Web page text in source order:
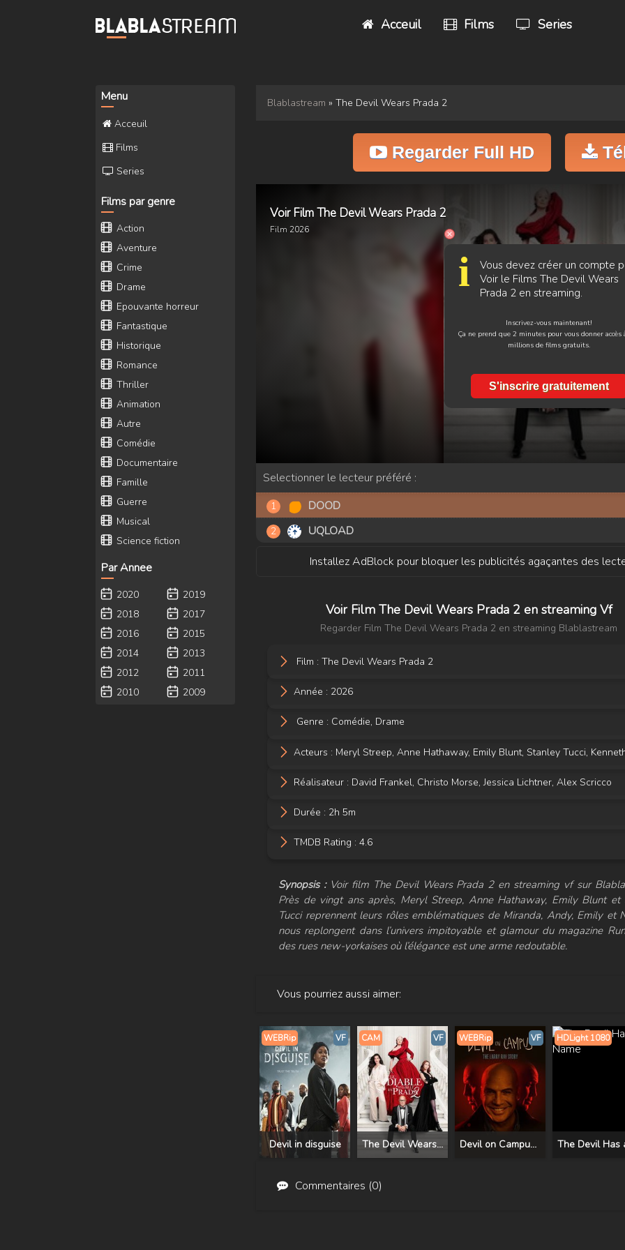
Acceuil Films Series
Blablastream » The Devil Wears Prada 2
Regarder Full HD
i
Vous devez créer un compte
Voir le Films The Devil Wears
Prada 2 en streaming.
Inscrivez-vous maintenant!
Ça ne prend que 2 minutes pour vous donner accès
millions de films gratuits.
S'inscrire gratuitement
Voir Film The Devil Wears Prada 2
Film 2026
Selectionner le lecteur préféré :
DOOD
UQLOAD
Installez AdBlock pour bloquer les publicités agaçantes des
Voir Film The Devil Wears Prada 2 en streaming Vf
Regarder Film The Devil Wears Prada 2 en streaming Blablastream
Film : The Devil Wears Prada 2
Année : 2026
Genre : Comédie, Drame
Acteurs : Meryl Streep, Anne Hathaway, Emily Blunt, Stanley Tucci, Kenneth
Réalisateur : David Frankel, Christo Morse,Jessica Lichtner, Alex Scricco
Durée : 2h 5m
TMDB Rating : 4.6
Synopsis :Voir film The Devil Wears Prada 2 en streaming vf sur
Près de vingt ans après, Meryl Streep, Anne Hathaway, Emily Blunt et
Tucci reprennent leurs rôles emblématiques de Miranda, Andy, Emily et
nous replongent dans l’univers impitoyable et glamour du magazine
des rues new-yorkaises où l’élégance est une arme redoutable.
Vous pourriez aussi aimer:
Devil in disguise
WEBRip VF
The Devil Wears Prada 2
CAM VF
Devil on Campus: The Larry Ray Story
WEBRip VF HDLight 1080
Commentaires (0)
Menu
Acceuil
Films
Series
Films par genre
Action
Aventure
Crime
Drame
Epouvante horreur
Fantastique
Historique
Romance
Thriller
Animation
Autre
Comédie
Documentaire
Famille
Guerre
Musical
Science fiction
Par Annee
2020
2019
2018
2017
2016
2015
2014
2013
2012
2011
2010
2009